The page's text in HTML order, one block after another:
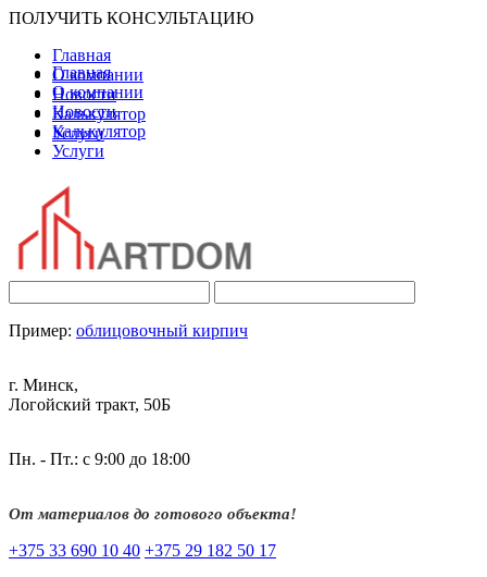
ПОЛУЧИТЬ КОНСУЛЬТАЦИЮ
Главная
О компании
Новости
Калькулятор
Услуги
Главная
О компании
Новости
Калькулятор
Услуги
Пример: облицовочный кирпич
г. Минск,
Логойский тракт, 50Б
Пн. - Пт.: с 9:00 до 18:00
От материалов до готового объекта!
+375 33 690 10 40 +375 29 182 50 17